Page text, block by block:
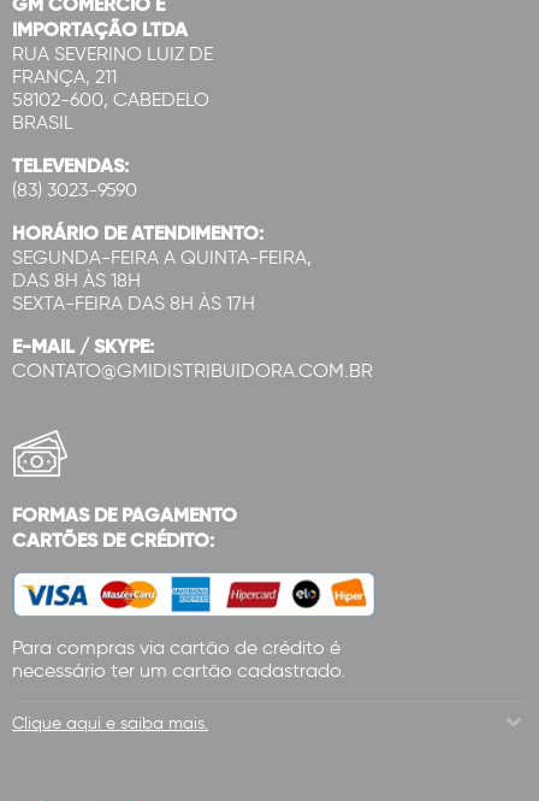
IMPORTAÇÃO LTDA
RUA SEVERINO LUIZ DE
FRANÇA, 211
58102-600, CABEDELO
BRASIL
TELEVENDAS:
(83) 3023-9590
HORÁRIO DE ATENDIMENTO:
SEGUNDA-FEIRA A QUINTA-FEIRA,
DAS 8H ÀS 18H
SEXTA-FEIRA DAS 8H ÀS 17H
E-MAIL / SKYPE:
CONTATO@GMIDISTRIBUIDORA.COM.BR
FORMAS DE PAGAMENTO
CARTÕES DE CRÉDITO:
Para compras via cartão de crédito é
necessário ter um cartão cadastrado.
Clique aqui e saiba mais.